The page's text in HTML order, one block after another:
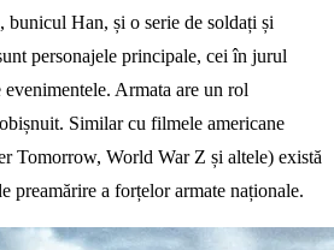
bunicul Han, și o serie de soldați și
personajele principale, cei în jurul
evenimentele. Armata are un rol
Similar cu filmele americane
Tomorrow, World War Z și altele) există
preamărire a forțelor armate naționale.